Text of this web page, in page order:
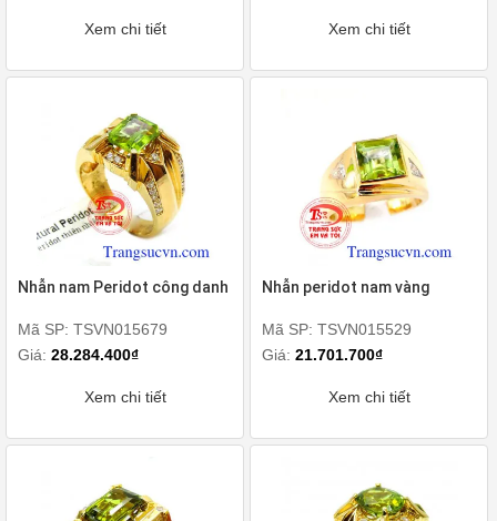
Xem chi tiết Xem chi tiết
Nhẫn nam Peridot công danh
Mã SP: TSVN015679
Giá: 28.284.400₫
Xem chi tiết
Nhẫn peridot nam vàng
Mã SP: TSVN015529
Giá:21.701.700₫
Xem chi tiết